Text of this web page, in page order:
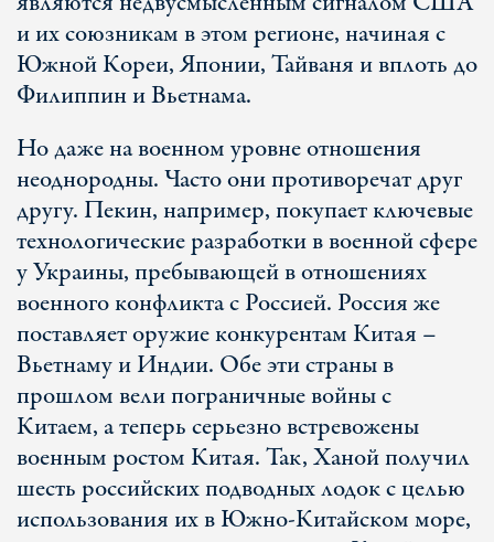
и их союзникам в этом регионе, начиная с
Южной Кореи, Японии, Тайваня и вплоть до
Филиппин и Вьетнама.
Но даже на военном уровне отношения
неоднородны. Часто они противоречат друг
другу. Пекин, например, покупает ключевые
технологические разработки в военной сфере
у Украины, пребывающей в отношениях
военного конфликта с Россией. Россия же
поставляет оружие конкурентам Китая –
Вьетнаму и Индии. Обе эти страны в
прошлом вели пограничные войны с
Китаем, а теперь серьезно встревожены
военным ростом Китая. Так, Ханой получил
шесть российских подводных лодок с целью
использования их в Южно-Китайском море,